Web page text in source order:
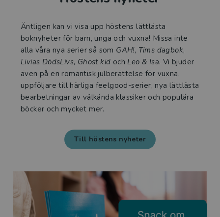
Äntligen kan vi visa upp höstens lättlästa
boknyheter för barn, unga och vuxna! Missa inte
alla våra nya serier så som GAH!, Tims dagbok,
Livias DödsLivs, Ghost kid och Leo & Isa. Vi bjuder
även på en romantisk julberättelse för vuxna,
uppföljare till härliga feelgood-serier, nya lättlästa
bearbetningar av välkända klassiker och populära
böcker och mycket mer.
Till höstens nyheter